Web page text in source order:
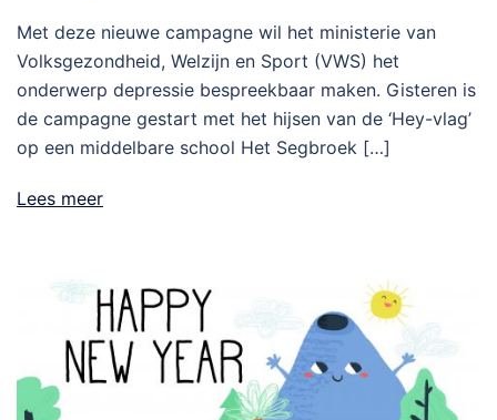
Met deze nieuwe campagne wil het ministerie van
Volksgezondheid, Welzijn en Sport (VWS) het
onderwerp depressie bespreekbaar maken. Gisteren is
de campagne gestart met het hijsen van de ‘Hey-vlag’
op een middelbare school Het Segbroek […]
Lees meer